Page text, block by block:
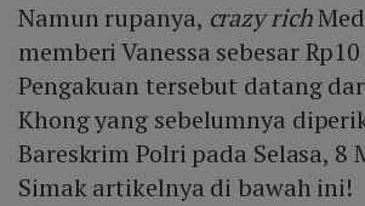
Namun rupanya, crazy rich
memberi Vanessa sebesar
Pengakuan tersebut datang
Khong yang sebelumnya
Bareskrim Polri pada Selasa, 8
Simak artikelnya di bawah ini!